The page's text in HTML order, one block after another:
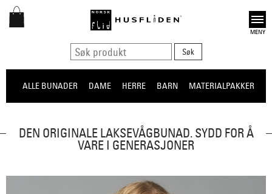
Open
ALLE BUNADER DAME HERRE BARN MATERIALPAKKER
DEN ORIGINALE LAKSEVÅGBUNAD. SYDD FOR Å
VARE I GENERASJONER